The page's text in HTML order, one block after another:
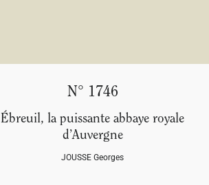
N° 1746
Ébreuil, la puissante abbaye royale
d’Auvergne
JOUSSE Georges